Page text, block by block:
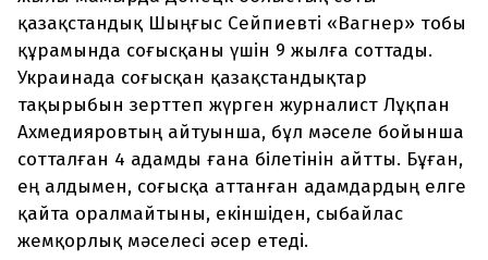
қазақстандық Шыңғыс Сейпиевті «Вагнер» тобы
құрамында соғысқаны үшін 9 жылға соттады.
Украинада соғысқан қазақстандықтар
тақырыбын зерттеп жүрген журналист Лұқпан
Ахмедияровтың айтуынша, бұл мәселе бойынша
сотталған 4 адамды ғана білетінін айтты. Бұған,
ең алдымен, соғысқа аттанған адамдардың елге
қайта оралмайтыны, екіншіден, сыбайлас
жемқорлық мәселесі әсер етеді.